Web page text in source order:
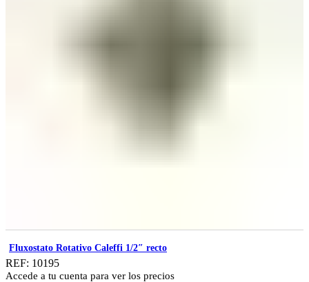
Fluxostato Rotativo Caleffi 1/2″ recto
REF: 10195
Accede a tu cuenta para ver los precios